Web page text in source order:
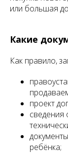
или большая
Какие
Как правило,
проект
сведения
ребёнка;